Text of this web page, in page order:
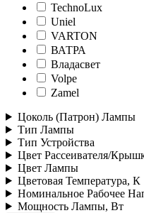
TechnoLux
Uniel
VARTON
ВАТРА
Владасвет
Volpe
Zamel
Цоколь (Патрон) Лампы
Тип Лампы
Тип Устройства
Цвет Рассеивателя/
Цвет Лампы
Цветовая Температура, К
Номинальное Рабочее
Мощность Лампы, Вт